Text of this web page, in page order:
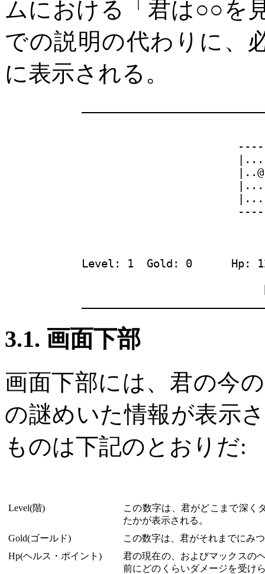
ムにおける「君は○○を
での説明の代わりに、
に表示される。
Level: 1  Gold: 0      Hp:
3.1. 画面下部
画面下部には、君の今
の謎めいた情報が表示
ものは下記のとおりだ:
Level(階)
この数字は、君がどこまで深く
たかが表示される。
Gold(ゴールド)
この数字は、君がそれまでにみ
Hp(ヘルス・ポイント)
君の現在の、およびマックスの
前にどのくらいダメージを受け